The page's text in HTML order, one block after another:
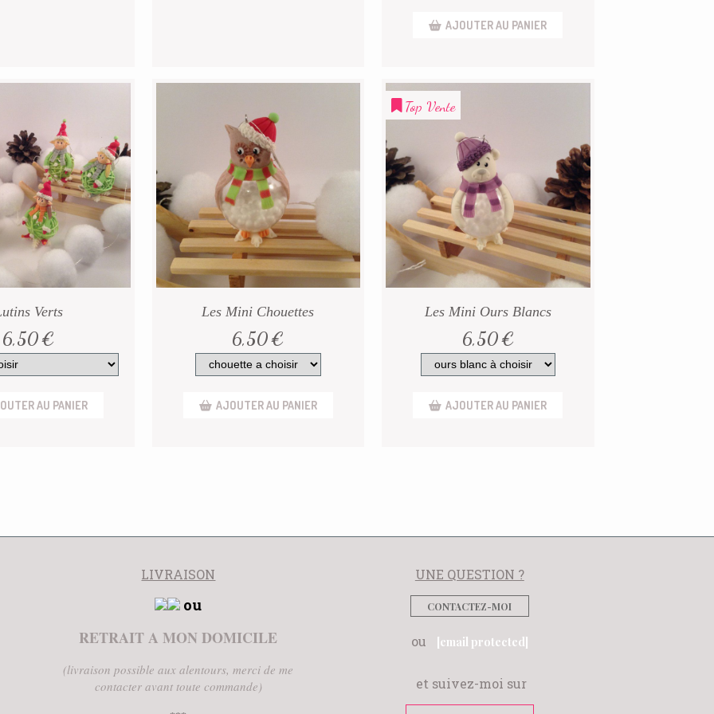
AJOUTER AU PANIER
Verts
6,50€
AU PANIER
Les Mini Chouettes
6,50€
AJOUTER AU PANIER
Top Vente
Les Mini Ours Blancs
6,50€
AJOUTER AU PANIER
LIVRAISON
ou
RETRAIT A MON DOMICILE
(livraison possible aux alentours, merci de me
contacter avant toute commande)
UNE QUESTION ?
CONTACTEZ-MOI
ou [email protected]
et suivez-moi sur